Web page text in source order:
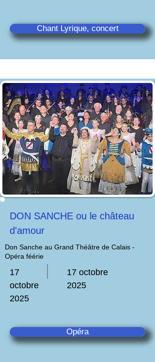
Chant Lyrique, concert
DON SANCHE ou le château
d'amour
Don Sanche au Grand Théâtre de Calais -
Opéra féérie
17
octobre
2025
17 octobre
2025
Opéra